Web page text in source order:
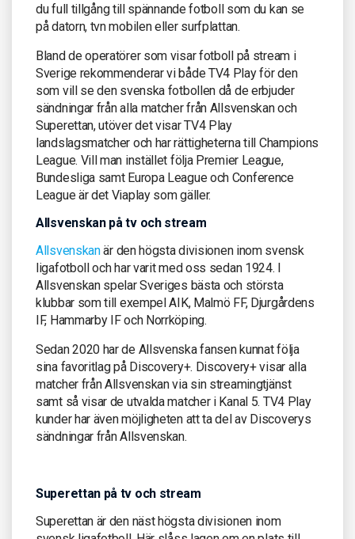
du full tillgång till spännande fotboll som du kan se
på datorn, tvn mobilen eller surfplattan.
Bland de operatörer som visar fotboll på stream i
Sverige rekommenderar vi både TV4 Play för den
som vill se den svenska fotbollen då de erbjuder
sändningar från alla matcher från Allsvenskan och
Superettan, utöver det visar TV4 Play
landslagsmatcher och har rättigheterna till Champions
League. Vill man instället följa Premier League,
Bundesliga samt Europa League och Conference
League är det Viaplay som gäller.
Allsvenskan på tv och stream
Allsvenskanär den högsta divisionen inom svensk
ligafotboll och har varit med oss sedan 1924. I
Allsvenskan spelar Sveriges bästa och största
klubbar som till exempel AIK, Malmö FF, Djurgårdens
IF, Hammarby IF och Norrköping.
Sedan 2020 har de Allsvenska fansen kunnat följa
sina favoritlag på Discovery+. Discovery+ visar alla
matcher från Allsvenskan via sin streamingtjänst
samt så visar de utvalda matcher i Kanal 5. TV4 Play
kunder har även möjligheten att ta del av Discoverys
sändningar från Allsvenskan.
Superettan på tv och stream
Superettan är den näst högsta divisionen inom